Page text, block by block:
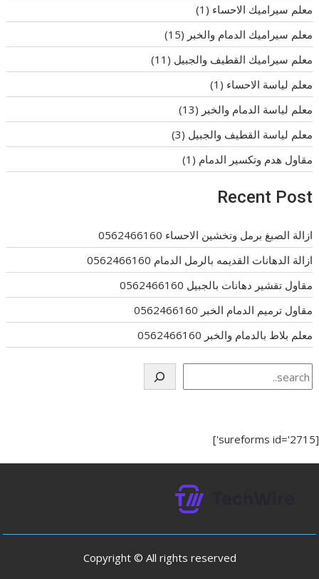
معلم سيراميك الاحساء (1)
معلم سيراميك الدمام والخبر (15)
معلم سيراميك القطيف والجبيل (11)
معلم لياسة الاحساء (1)
معلم لياسة الدمام والخبر (13)
معلم لياسة القطيف والجبيل (3)
مقاول هدم وتكسير الدمام (1)
Recent Post
ازالة الصبغ برمل وتخشين الاحساء 0562466160
ازالة الدهانات القديمه بالرمل الدمام 0562466160
مقاول تقشير دهانات بالجبيل 0562466160
مقاول ترميم الدمام الخبر 0562466160
معلم بلاط بالدمام والخبر 0562466160
Search
[sureforms id='2715']
Copyright © All rights reserved